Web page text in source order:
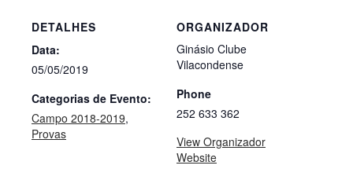
DETALHES
Data:
05/05/2019
Categorias de Evento:
Campo 2018-2019,
Provas
ORGANIZADOR
Ginásio Clube
Vilacondense
Phone
252 633 362
View Organizador
Website